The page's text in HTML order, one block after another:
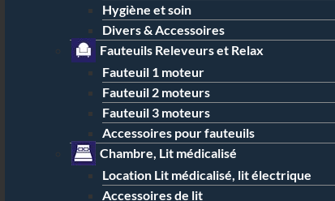
Hygiène et soin
Divers & Accessoires
Fauteuils Releveurs et Relax
Fauteuil 1 moteur
Fauteuil 2 moteurs
Fauteuil 3 moteurs
Accessoires pour fauteuils
Chambre, Lit médicalisé
Location Lit médicalisé, lit électrique
Accessoires de lit